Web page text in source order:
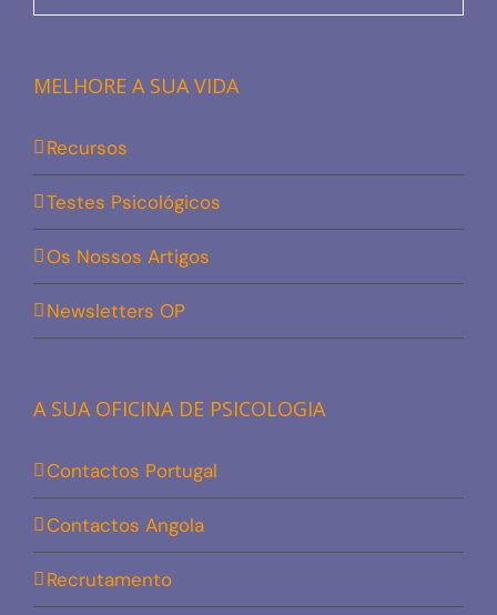
MELHORE A SUA VIDA
Recursos
Testes Psicológicos
Os Nossos Artigos
Newsletters OP
A SUA OFICINA DE PSICOLOGIA
Contactos Portugal
Contactos Angola
Recrutamento